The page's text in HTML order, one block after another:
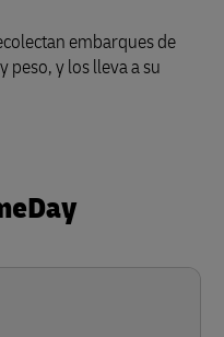
embarques de
peso, y los lleva a su